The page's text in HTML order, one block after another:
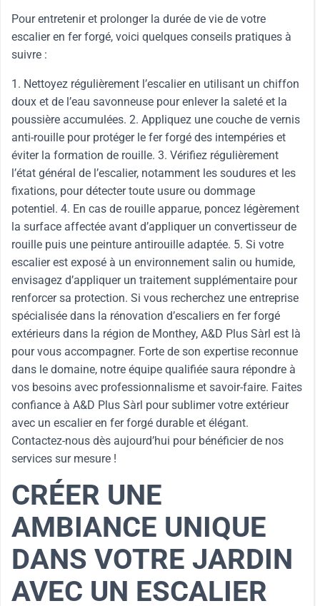
Pour entretenir et prolonger la durée de vie de votre
escalier en fer forgé, voici quelques conseils pratiques à
suivre :
1. Nettoyez régulièrement l’escalier en utilisant un chiffon
doux et de l’eau savonneuse pour enlever la saleté et la
poussière accumulées. 2. Appliquez une couche de vernis
anti-rouille pour protéger le fer forgé des intempéries et
éviter la formation de rouille. 3. Vérifiez régulièrement
l’état général de l’escalier, notamment les soudures et les
fixations, pour détecter toute usure ou dommage
potentiel. 4. En cas de rouille apparue, poncez légèrement
la surface affectée avant d’appliquer un convertisseur de
rouille puis une peinture antirouille adaptée. 5. Si votre
escalier est exposé à un environnement salin ou humide,
envisagez d’appliquer un traitement supplémentaire pour
renforcer sa protection. Si vous recherchez une entreprise
spécialisée dans la rénovation d’escaliers en fer forgé
extérieurs dans la région de Monthey, A&D Plus Sàrl est là
pour vous accompagner. Forte de son expertise reconnue
dans le domaine, notre équipe qualifiée saura répondre à
vos besoins avec professionnalisme et savoir-faire. Faites
confiance à A&D Plus Sàrl pour sublimer votre extérieur
avec un escalier en fer forgé durable et élégant.
Contactez-nous dès aujourd’hui pour bénéficier de nos
services sur mesure !
CRÉER UNE
AMBIANCE UNIQUE
DANS VOTRE JARDIN
AVEC UN ESCALIER